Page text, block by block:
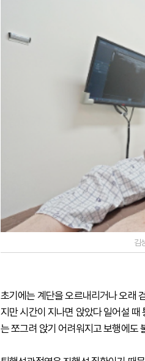
김
초기에는 계단을 오르내리거나 오래
지만 시간이 지나면 앉았다 일어설 때
는 쪼그려 앉기 어려워지고 보행에도